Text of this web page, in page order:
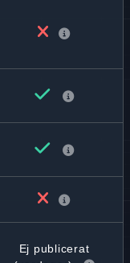
Ej publicerat